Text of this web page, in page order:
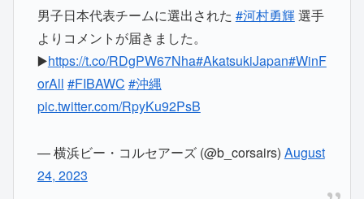
男子日本代表チームに選出された #河村勇輝選手
よりコメントが届きました。
▶️https://t.co/RDgPW67Nha#AkatsukiJapan#WinF
orAll #FIBAWC #沖縄
pic.twitter.com/RpyKu92PsB
— 横浜ビー・コルセアーズ (@b_corsairs) August
24, 2023